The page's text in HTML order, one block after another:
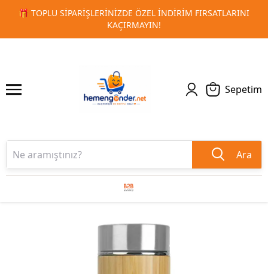
FIRSATLARINI
🚀 KURUMSAL PROMOSYON VE
1 2
Sepetim
Ara